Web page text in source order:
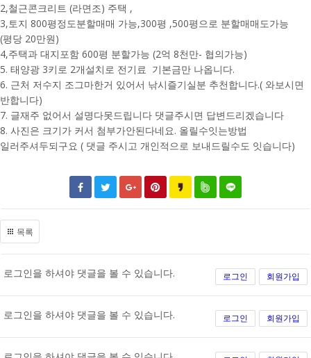
2,철근콘크리트 (라면조) 주택 ,
3,토지 800평정도분할매매 가능,300평 ,500평으로 분할매매도가능
(평당 20만원)
4,주택과 대지포함 600평 분할가능 (2억 8천만- 협의가능)
5. 태양광 3키로 2개설치로 전기료 기본금만 나옵니다.
6. 근처 저수지 조그마한거 있어서 낚시즐기실분 추천합니다.( 와보시면
반합니다)
7. 글재주 없어서 설명다못드립니다 댓글주시면 답변드리겠습니다
8. 사진은 크기가 커서 첨부가안된다네요. 올릴수잇는방법
일러주셔두되구요 ( 댓글 주시고 개인적으로 보내드릴수도 잇습니다)
목록
로그인을 하셔야 댓글을 볼 수 있습니다. 회원가입
로그인
로그인을 하셔야 댓글을 볼 수 있습니다. 회원가입
로그인